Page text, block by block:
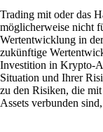
Trading mit oder das
möglicherweise nicht
Wertentwicklung in
zukünftige
Investition in Krypto-
Situation und Ihrer
zu den Risiken, die
Assets verbunden